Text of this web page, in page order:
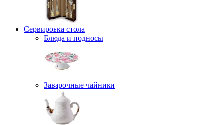
Сервировка стола
Блюда и подносы
Заварочные чайники